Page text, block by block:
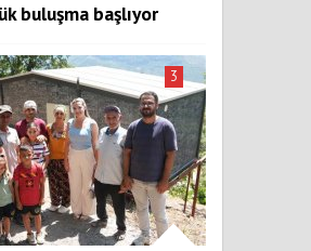
buluşma başlıyor
3